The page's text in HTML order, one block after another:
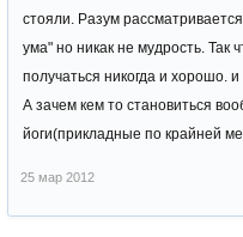
стояли. Разум
ума" но никак не мудрость. Так
получаться никогда и хорошо.
А зачем кем то становиться
йоги(прикладные по крайней
25 мар 2012